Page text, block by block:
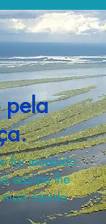
foi recebido
equipe lhe
rápido